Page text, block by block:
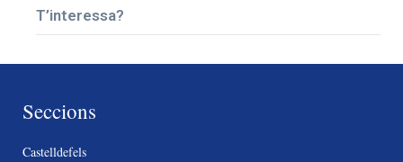
T’interessa?
Seccions
Castelldefels